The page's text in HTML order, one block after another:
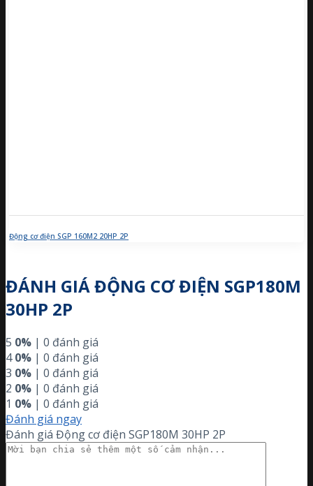
Động cơ điện SGP 160M2 20HP 2P
ĐÁNH GIÁ ĐỘNG CƠ ĐIỆN SGP180M
30HP 2P
5 0% | 0 đánh giá
4 0% | 0 đánh giá
3 0% | 0 đánh giá
2 0% | 0 đánh giá
1 0% | 0 đánh giá
Đánh giá ngay
Đánh giá Động cơ điện SGP180M 30HP 2P